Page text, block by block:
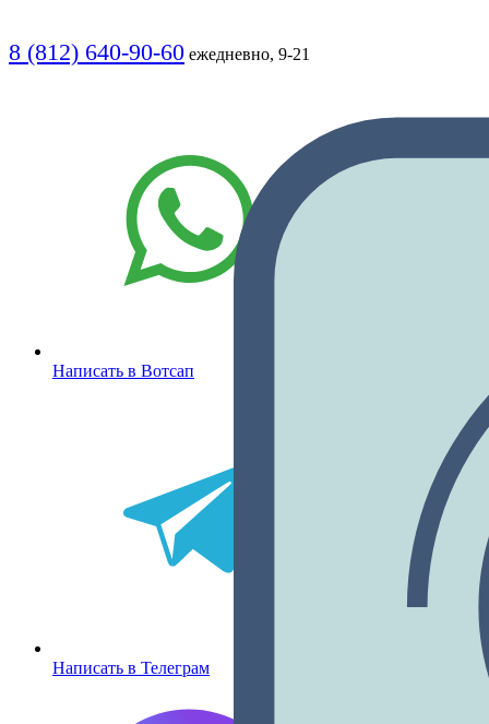
8 (812) 640-90-60 ежедневно, 9-21
Написать в Вотсап
Написать в Телеграм